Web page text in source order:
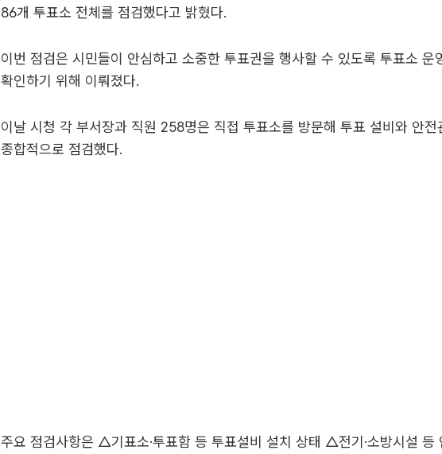
86개 투표소 전체를 점검했다고 밝혔다.
이번 점검은 시민들이 안심하고 소중한 투표권을 행사할 수 있도록 투표소 운
확인하기 위해 이뤄졌다.
이날 시청 각 부서장과 직원 258명은 직접 투표소를 방문해 투표 설비와 안전
종합적으로 점검했다.
주요 점검사항은 △기표소·투표함 등 투표설비 설치 상태 △전기·소방시설 등